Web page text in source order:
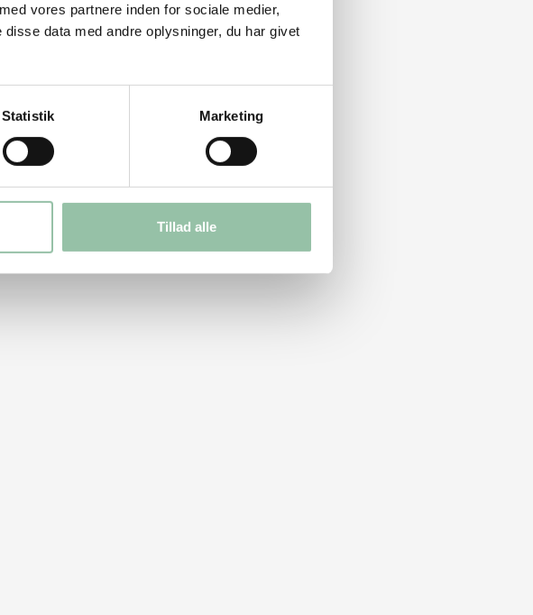
vores partnere inden for sociale medier,
data med andre oplysninger, du har givet
Statistik Marketing
Tillad alle